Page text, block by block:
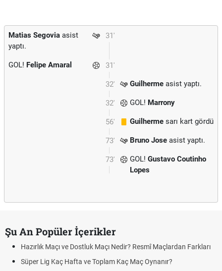
31'
Matias Segovia asist
yaptı.
31'
GOL! Felipe Amaral
32' Guilherme asist yaptı.
32' GOL! Marrony
56' Guilherme sarı kart gördü
73' Bruno Jose asist yaptı.
73' GOL! Gustavo Coutinho
Lopes
Şu An Popüler İçerikler
Hazırlık Maçı ve Dostluk Maçı Nedir? Resmî Maçlardan Farkları
Süper Lig Kaç Hafta ve Toplam Kaç Maç Oynanır?